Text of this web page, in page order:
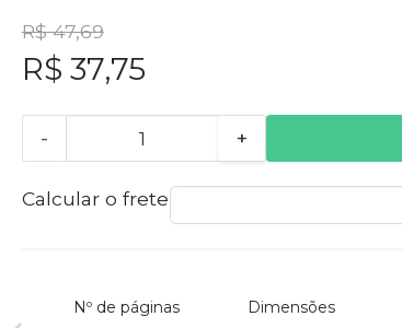
R$ 47,69
R$ 37,75
- +
Calcular o frete
Nº de páginas Dimensões